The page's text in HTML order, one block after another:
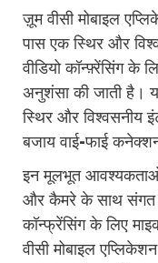
ज़ूम वीसी मोबाइल
पास एक स्थिर और
वीडियो कॉन्फ़्रेंसिंग के
अनुशंसा की जाती है।
स्थिर और विश्वसनीय
बजाय वाई-फाई
इन मूलभूत
और कैमरे के साथ संगत
कॉन्फ्रेंसिंग के लिए
वीसी मोबाइल